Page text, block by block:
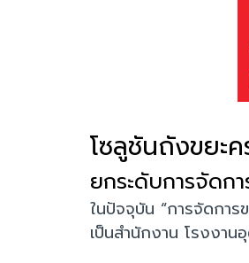
โซลูชันถังขยะ
ยกระดับการจัดก
ในปัจจุบัน “การจัดการ
เป็นสำนักงาน โรงงา